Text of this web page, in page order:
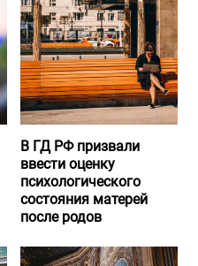
В ГД РФ призвали
ввести оценку
психологического
состояния матерей
после родов